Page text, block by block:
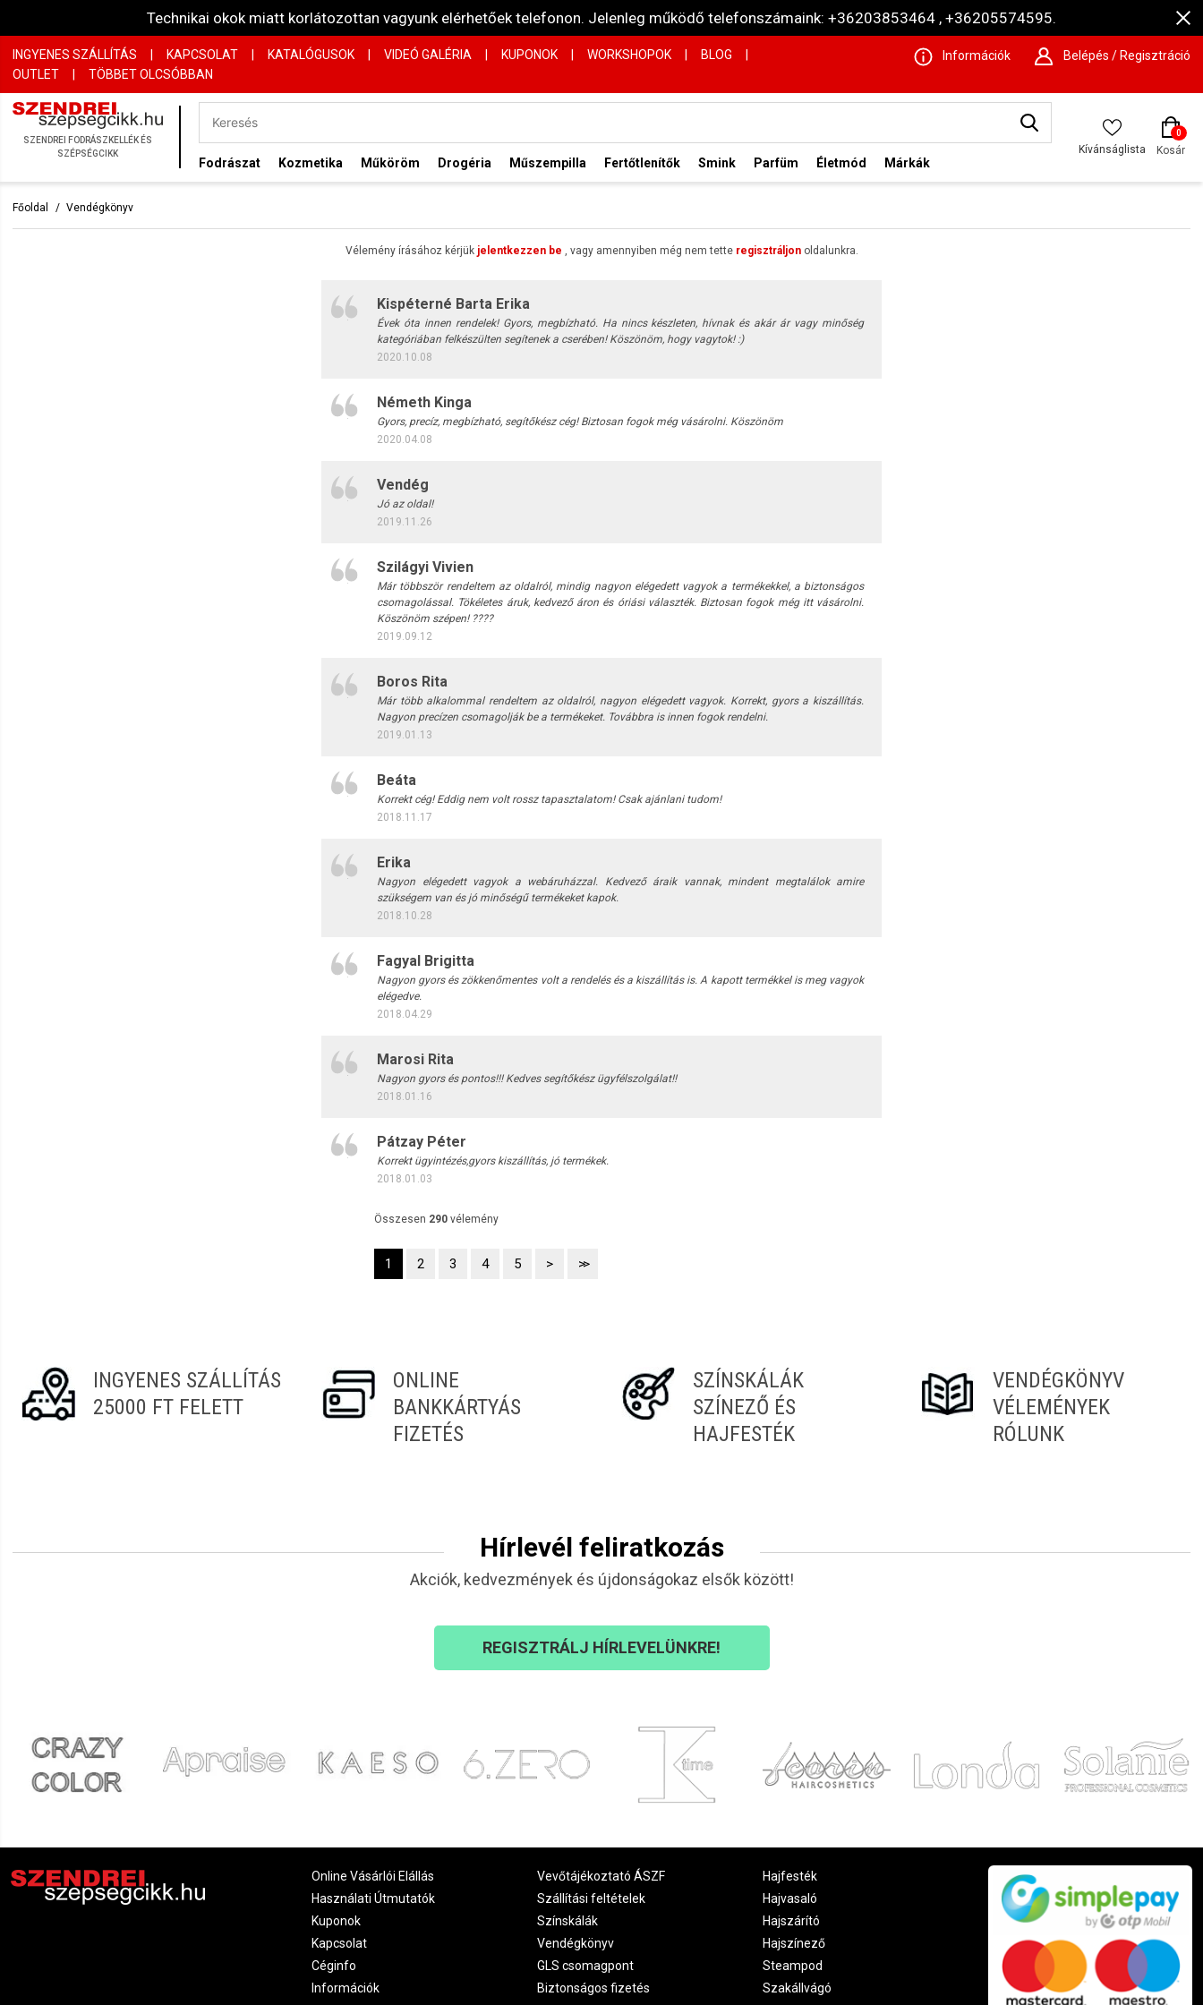
Technikai okok miatt korlátozottan vagyunk elérhetőek telefonon. Jelenleg működő telefonszámaink: +36203853464 , +36205574595.
INGYENES SZÁLLÍTÁS KAPCSOLAT KATALÓGUSOK VIDEÓ GALÉRIA KUPONOK WORKSHOPOK BLOG
OUTLET
| TÖBBET OLCSÓBBAN
Információk Belépés / Regisztráció
SZENDREI FODRÁSZKELLÉK ÉS
SZÉPSÉGCIKK
Fodrászat Kozmetika Műköröm Drogéria Műszempilla Fertőtlenítők Smink Parfüm Életmód Márkák
Kívánságlista
0
Kosár
Főoldal Vendégkönyv
Vélemény írásához kérjük jelentkezzen be , vagy amennyiben még nem tette regisztráljonoldalunkra.
Kispéterné Barta Erika
Évek óta innen rendelek! Gyors, megbízható. Ha nincs készleten, hívnak és akár ár vagy minőség
kategóriában felkészülten segítenek a cserében! Köszönöm, hogy vagytok! :)
2020.10.08
Németh Kinga
Gyors, precíz, megbízható, segítőkész cég! Biztosan fogok még vásárolni. Köszönöm
2020.04.08
Vendég
Jó az oldal!
2019.11.26
Szilágyi Vivien
Már többször rendeltem az oldalról, mindig nagyon elégedett vagyok a termékekkel, a biztonságos
csomagolással. Tökéletes áruk, kedvező áron és óriási választék. Biztosan fogok még itt vásárolni.
Köszönöm szépen! ????
2019.09.12
Boros Rita
Már több alkalommal rendeltem az oldalról, nagyon elégedett vagyok. Korrekt, gyors a kiszállítás.
Nagyon precízen csomagolják be a termékeket. Továbbra is innen fogok rendelni.
2019.01.13
Beáta
Korrekt cég! Eddig nem volt rossz tapasztalatom! Csak ajánlani tudom!
2018.11.17
Erika
Nagyon elégedett vagyok a webáruházzal. Kedvező áraik vannak, mindent megtalálok amire
szükségem van és jó minőségű termékeket kapok.
2018.10.28
Fagyal Brigitta
Nagyon gyors és zökkenőmentes volt a rendelés és a kiszállítás is. A kapott termékkel is meg vagyok
elégedve.
2018.04.29
Marosi Rita
Nagyon gyors és pontos!!! Kedves segítőkész ügyfélszolgálat!!
2018.01.16
Pátzay Péter
Korrekt ügyintézés,gyors kiszállítás, jó termékek.
2018.01.03
Összesen 290 vélemény
1 2 3 4 5 > >>
INGYENES SZÁLLÍTÁS
25000 FT FELETT
ONLINE
BANKKÁRTYÁS
FIZETÉS
SZÍNSKÁLÁK
SZÍNEZŐ ÉS
HAJFESTÉK
VENDÉGKÖNYV
VÉLEMÉNYEK
RÓLUNK
Hírlevél feliratkozás
Akciók, kedvezmények és újdonságokaz elsők között!
REGISZTRÁLJ HÍRLEVELÜNKRE!
Online Vásárlói Elállás
Használati Útmutatók
Kuponok
Kapcsolat
Céginfo
Információk
Vevőtájékoztató ÁSZF
Szállítási feltételek
Színskálák
Vendégkönyv
GLS csomagpont
Biztonságos fizetés
Hajfesték
Hajvasaló
Hajszárító
Hajszínező
Steampod
Szakállvágó